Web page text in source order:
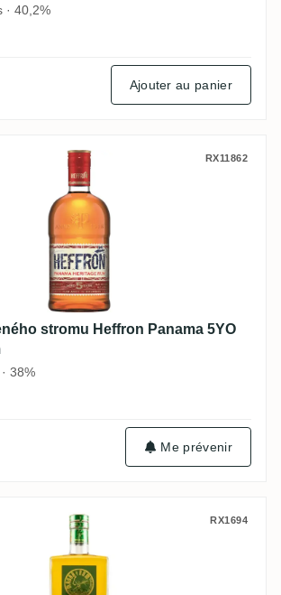
· 40,2%
Ajouter au panier
stromu HeffronRX11862
stromu Heffron Panama 5YO
38%
Me prévenir
Pineapple 2019 RX1694